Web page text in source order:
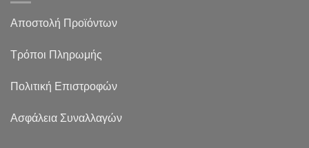
Αποστολή Προϊόντων
Τρόποι Πληρωμής
Πολιτική Επιστροφών
Ασφάλεια Συναλλαγών